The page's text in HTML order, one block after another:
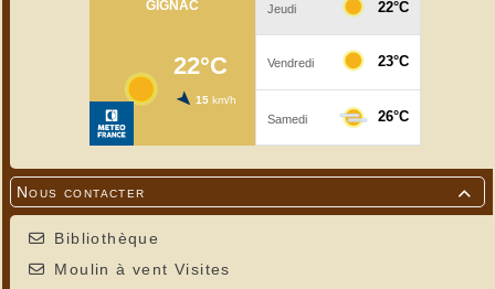

Nous contacter
Bibliothèque
Moulin à vent Visites